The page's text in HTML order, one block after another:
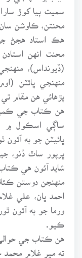
سميت ٻيا کوڙ
محنتن، ڪاوشن
هڪ استاد هجڻ
محنت انهن
(ڏيونداس)،
منهنجي ڀائٽن
پڙهائي هن مقام تي
هن ڪتاب جي
ساڳي اسڪول ۾
ڀائيٽن جو به
ڀرپور ساٿ ڏنو،
شايد آئون هي
منهنجن دوستن
احمد ڀان، علي
ورما جو به آئون
هن ڪتاب جي
ته مير غلام